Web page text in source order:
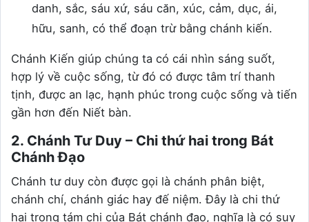
danh, sắc, sáu xứ, sáu căn, xúc, cảm, dục, ái,
hữu, sanh, có thể đoạn trừ bằng chánh kiến.
Chánh Kiến giúp chúng ta có cái nhìn sáng suốt,
hợp lý về cuộc sống, từ đó có được tâm trí thanh
tịnh, được an lạc, hạnh phúc trong cuộc sống và tiến
gần hơn đến Niết bàn.
2. Chánh Tư Duy – Chi thứ hai trong Bát
Chánh Đạo
Chánh tư duy còn được gọi là chánh phân biệt,
chánh chí, chánh giác hay đế niệm. Đây là chi thứ
hai trong tám chi của Bát chánh đạo, nghĩa là có suy